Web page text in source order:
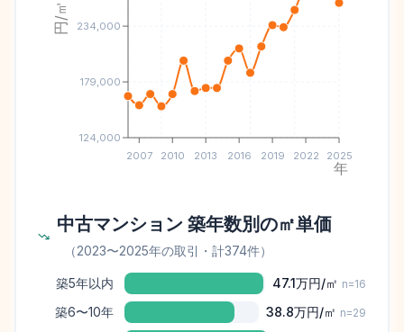
2007 2010 2013 2016 2019 2022 2025
年
124,000
179,000
234,000
円/㎡
中古マンション 築年数別の㎡単価
（2023〜2025年の取引 ・計374件）
築5年以内 47.1万円/㎡ n=16
築6〜10年 38.8万円/㎡ n=29